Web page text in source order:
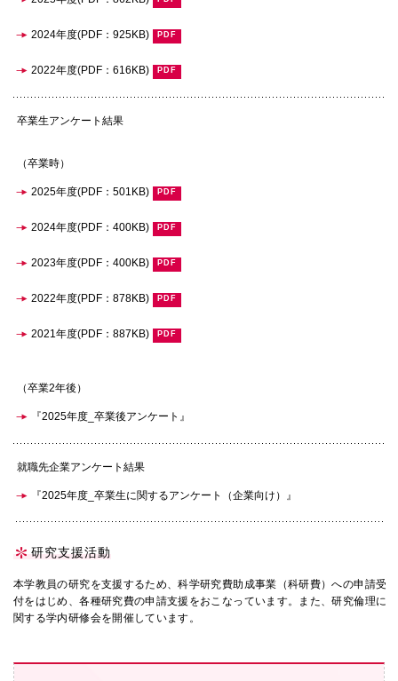
2024年度(PDF：925KB)
2022年度(PDF：616KB)
卒業生アンケート結果
（卒業時）
2025年度(PDF：501KB)
2024年度(PDF：400KB)
2023年度(PDF：400KB)
2022年度(PDF：878KB)
2021年度(PDF：887KB)
（卒業2年後）
『2025年度_卒業後アンケート』
就職先企業アンケート結果
『2025年度_卒業生に関するアンケート（企業向け）』
研究支援活動
本学教員の研究を支援するため、科学研究費助成事業（科研費）への申請受
付をはじめ、各種研究費の申請支援をおこなっています。また、研究倫理に
関する学内研修会を開催しています。